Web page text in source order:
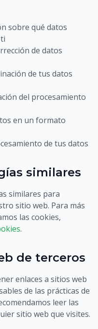
sobre qué datos
de datos
de tus datos
del procesamiento
en un formato
de tus datos
similares
similares para
sitio web. Para más
las cookies,
.
de terceros
enlaces a sitios web
de las prácticas de
leer las
sitio web que visites.